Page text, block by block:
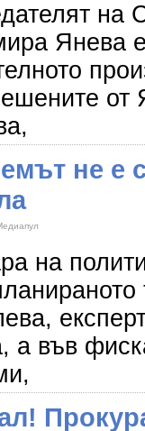
на
Янева
от
не е
на
а във